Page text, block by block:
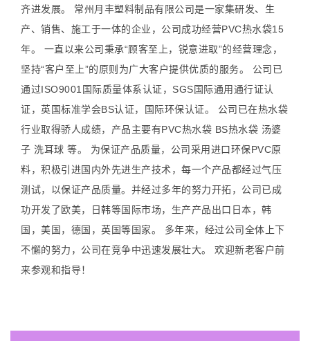
齐进发展。 常州月丰塑料制品有限公司是一家集研发、生
产、销售、施工于一体的企业，公司成功经营PVC热水袋15
年。 一直以来公司秉承“顾客至上，锐意进取”的经营理念，
坚持“客户至上”的原则为广大客户提供优质的服务。 公司已
通过ISO9001国际质量体系认证，SGS国际通用通行证认
证，英国标准学会BS认证，国际环保认证。 公司已在热水袋
行业取得骄人成绩，产品主要有PVC热水袋 BS热水袋 汤婆
子 洗耳球 等。 为保证产品质量，公司采用进口环保PVC原
料，积极引进国内外先进生产技术，每一个产品都经过气压
测试，以保证产品质量。并经过多年的努力开拓，公司已成
功开发了欧美，日韩等国际市场，生产产品出口日本，韩
国，美国，德国，英国等国家。 多年来，经过公司全体上下
不懈的努力，公司在竞争中迅速发展壮大。 欢迎新老客户前
来参观和指导！